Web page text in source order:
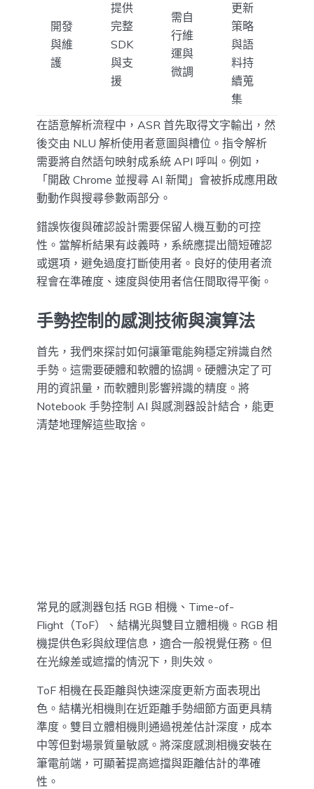
開發
與維
護
提供
完整
SDK
與支
援
需自
行維
運與
微調
更新
策略
與語
料持
續蒐
集
在語意解析流程中，ASR 首先取得文字輸出，然
後交由 NLU 解析使用者意圖與槽位。指令解析
需要將自然語句映射成系統 API 呼叫。例如，
「開啟 Chrome 並搜尋 AI 新聞」會被拆成應用啟
動動作與搜尋參數兩部分。
錯誤恢復與確認設計需要保留人機互動的可控
性。當解析結果有歧義時，系統應提出簡短確認
或選項，避免過度打斷使用者。良好的使用者流
程會在準確度、速度與使用者信任間取得平衡。
手勢控制的感測技術與演算法
首先，我們來探討如何讓筆電能夠穩定辨識自然
手勢。這需要硬體和軟體的協調。硬體決定了可
用的資訊量，而軟體則影響辨識的精度。將
Notebook 手勢控制 AI 與感測器設計結合，能更
清楚地理解這些取捨。
常見的感測器包括 RGB 相機、Time-of-
Flight（ToF）、結構光與雙目立體相機。RGB 相
機提供色彩與紋理信息，適合一般視覺任務。但
在光線差或遮擋的情況下，則失效。
ToF 相機在長距離與快速深度更新方面表現出
色。結構光相機則在近距離手勢細節方面更具精
準度。雙目立體相機則通過視差估計深度，成本
中等但對場景質量敏感。將深度感測相機安裝在
筆電前端，可顯著提高遮擋與距離估計的準確
性。